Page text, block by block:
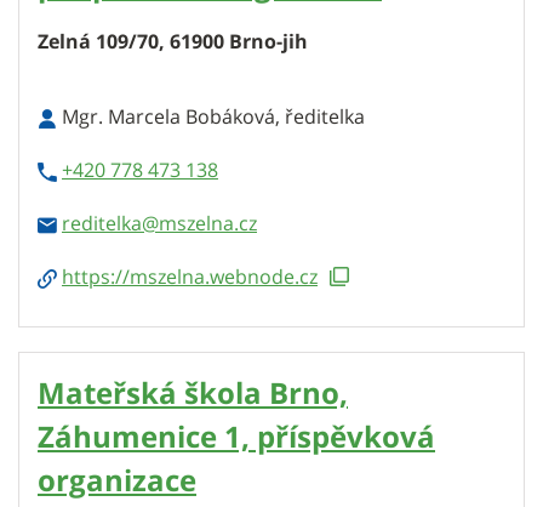
Zelná 109/70, 61900 Brno-jih
Mgr. Marcela Bobáková, ředitelka
+420 778 473 138
reditelka
https://mszelna.webnode.cz
Mateřská škola Brno,
Záhumenice 1, příspěvková
organizace